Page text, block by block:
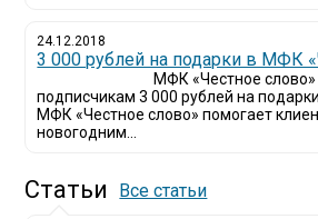
24.12.2018
3 000 рублей на подарки в МФК
МФК «Честное
подписчикам 3 000 рублей на
МФК «Честное слово» помогает
новогодним...
Статьи Все статьи